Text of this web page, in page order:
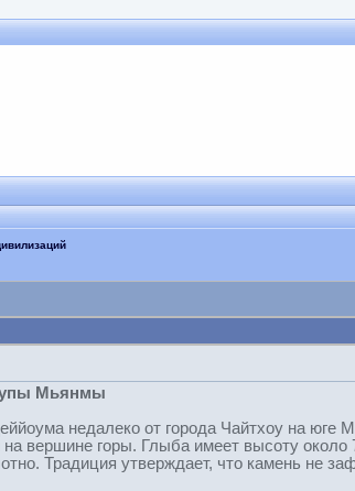
Мьянмы
недалеко от города Чайтхоу на
на вершине горы. Глыба имеет высоту
Традиция утверждает, что камень не